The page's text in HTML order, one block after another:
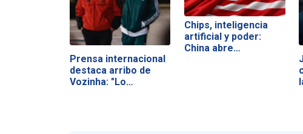
Prensa internacional
destaca arribo de
Vozinha: "Lo…
Chips, inteligencia
artificial y poder:
China abre…